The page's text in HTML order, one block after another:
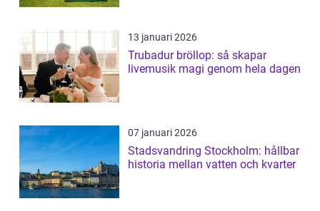
13 januari 2026
Trubadur bröllop: så skapar
livemusik magi genom hela dagen
07 januari 2026
Stadsvandring Stockholm: hållbar
historia mellan vatten och kvarter